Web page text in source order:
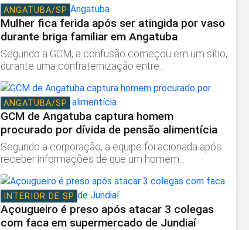
ANGATUBA/SP
Mulher fica ferida após ser atingida por vaso
durante briga familiar em Angatuba
Segundo a GCM, a confusão começou em um sítio,
durante uma confraternização entre...
ANGATUBA/SP
GCM de Angatuba captura homem
procurado por dívida de pensão alimentícia
Segundo a corporação, a equipe foi acionada após
receber informações de que um homem...
INTERIOR DE SP
Açougueiro é preso após atacar 3 colegas
com faca em supermercado de Jundiaí